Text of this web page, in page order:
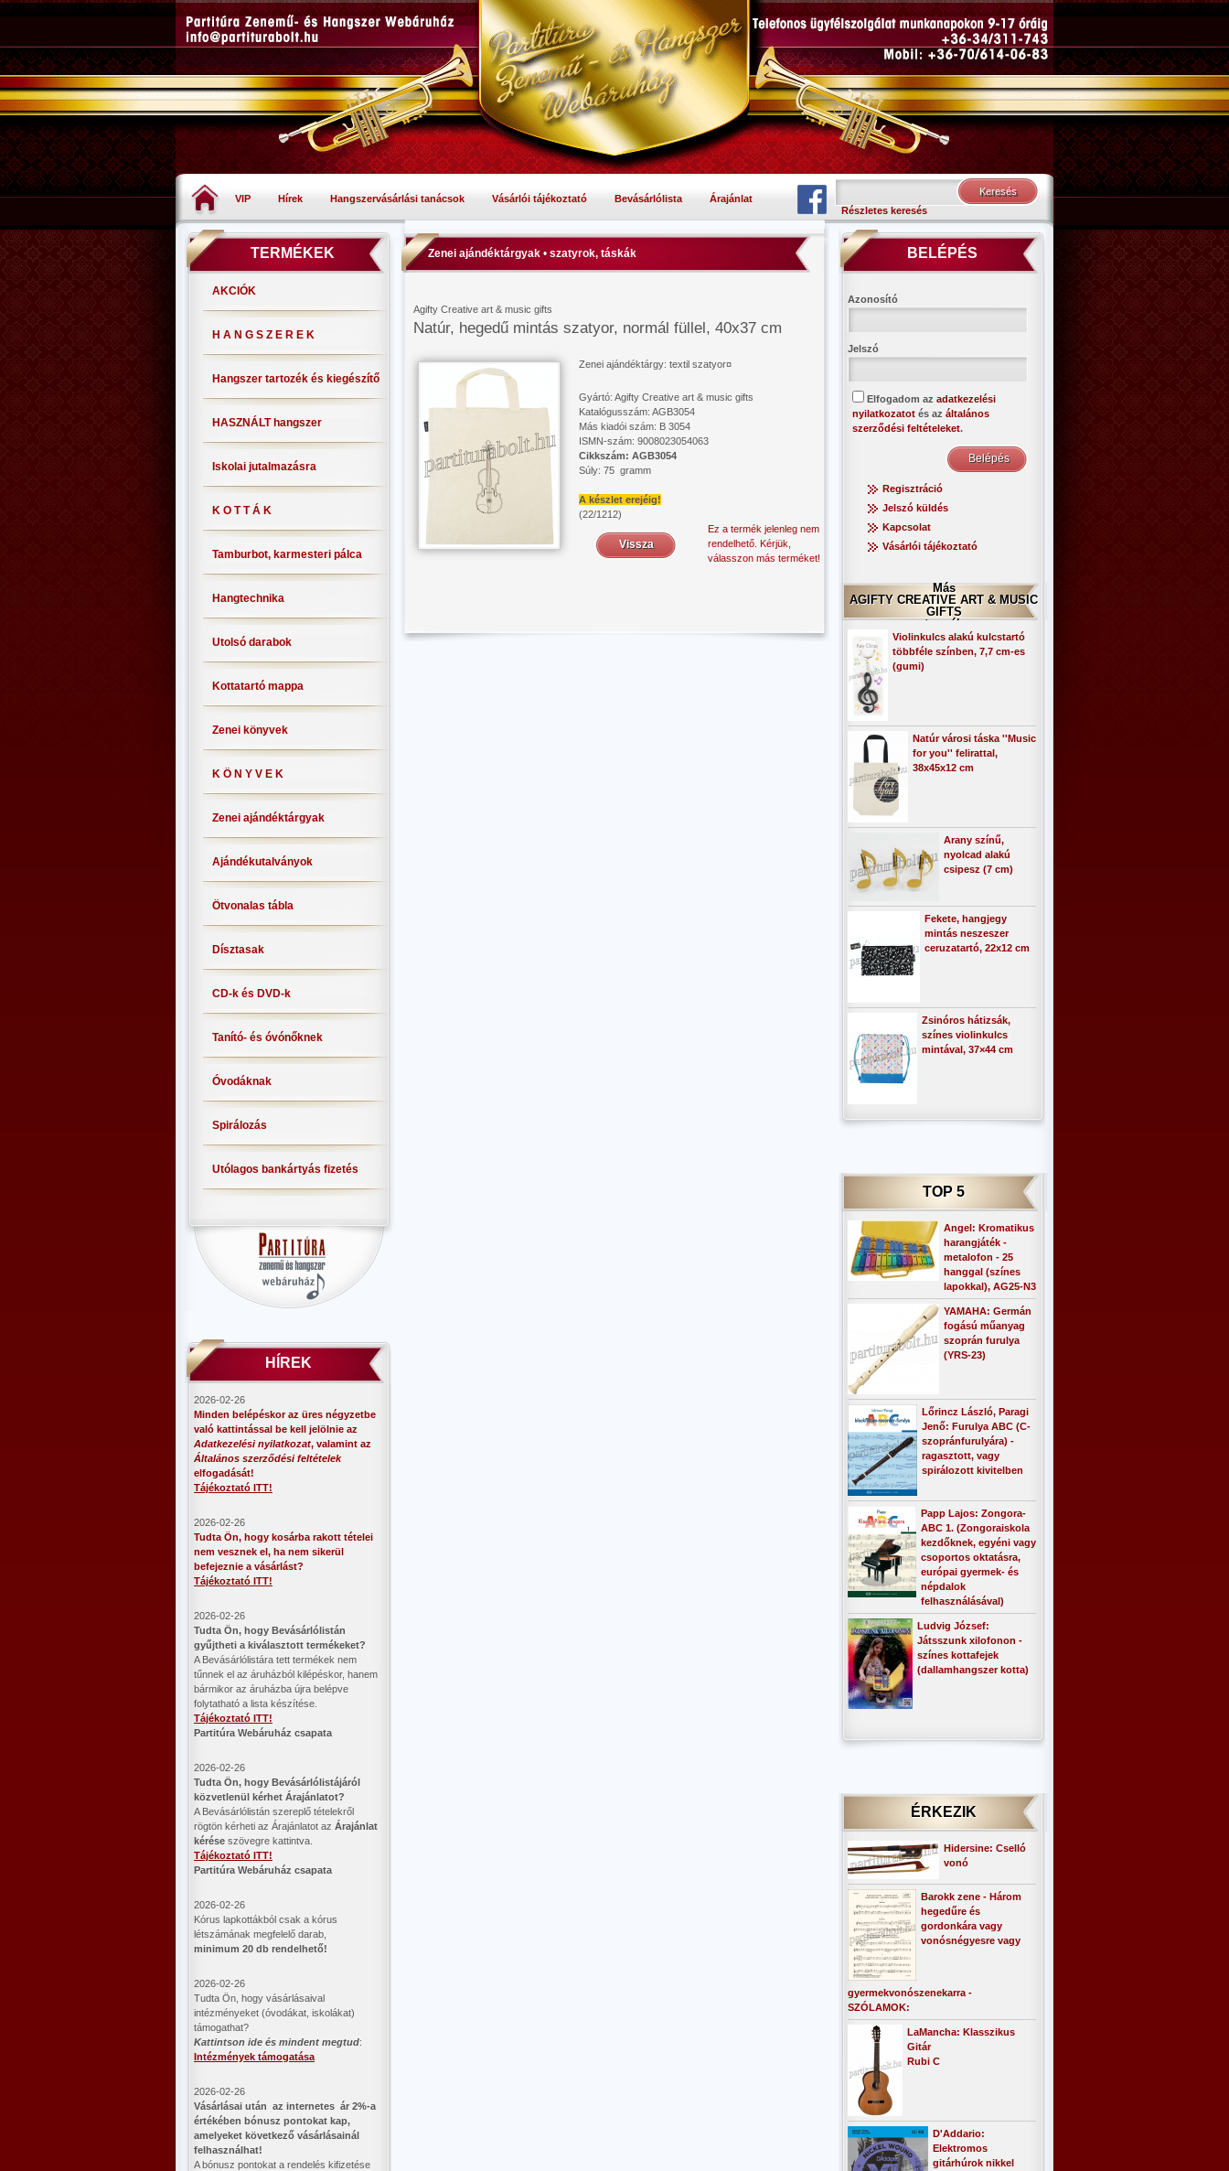
VIP Hírek Hangszervásárlási tanácsok Vásárlói tájékoztató Bevásárlólista
Árajánlat
Részletes keresés
TERMÉKEK
AKCIÓK
H A N G S Z E R E K
Hangszer tartozék és kiegészítő
HASZNÁLT hangszer
Iskolai jutalmazásra
K O T T Á K
Tamburbot, karmesteri pálca
Hangtechnika
Utolsó darabok
Kottatartó mappa
Zenei könyvek
K Ö N Y V E K
Zenei ajándéktárgyak
Ajándékutalványok
Ötvonalas tábla
Dísztasak
CD-k és DVD-k
Tanító- és óvónőknek
Óvodáknak
Spirálozás
Utólagos bankártyás fizetés
HÍREK
2026-02-26
Minden belépéskor az üres négyzetbe
való kattintással be kell jelölnie az
Adatkezelési nyilatkozat, valamint az
Általános szerződési feltételek
elfogadását!
Tájékoztató ITT!
2026-02-26
Tudta Ön, hogy kosárba rakott tételei
nem vesznek el, ha nem sikerül
befejeznie a vásárlást?
Tájékoztató ITT!
2026-02-26
​Tudta Ön, hogy Bevásárlólistán
gyűjtheti a kiválasztott termékeket?
A Bevásárlólistára tett termékek nem
tűnnek el az áruházból kilépéskor, hanem
bármikor az áruházba újra belépve
folytatható a lista készítése.
Tájékoztató ITT!
Partitúra Webáruház csapata
2026-02-26
​Tudta Ön, hogy Bevásárlólistájáról
közvetlenül kérhet Árajánlatot?
A Bevásárlólistán szereplő tételekről
rögtön kérheti az Árajánlatot az Árajánlat
kérése szövegre kattintva.
Tájékoztató ITT!
Partitúra Webáruház csapata
2026-02-26
Kórus lapkottákból csak a kórus
létszámának megfelelő darab,
minimum 20 db rendelhető!
2026-02-26
Tudta Ön, hogy vásárlásaival
intézményeket (óvodákat, iskolákat)
támogathat?
Kattintson ide és mindent megtud:
Intézmények támogatása
2026-02-26
Vásárlásai után az internetes ár 2%-a
értékében bónusz pontokat kap,
amelyeket következő vásárlásainál
felhasználhat!
A bónusz pontokat a rendelés kifizetése
Zenei ajándéktárgyak • szatyrok, táskák
Agifty Creative art & music gifts
Natúr, hegedű mintás szatyor, normál füllel, 40x37 cm
Zenei ajándéktárgy: textil szatyor¤
Gyártó: Agifty Creative art & music gifts
Katalógusszám: AGB3054
Más kiadói szám: B 3054
ISMN-szám: 9008023054063
Cikkszám: AGB3054
Súly: 75 gramm
A készlet erejéig!
(22/1212)
Vissza
Ez a termék jelenleg nem
rendelhető. Kérjük,
válasszon más terméket!
BELÉPÉS
Azonosító
Jelszó
Elfogadom az adatkezelési
nyilatkozatot és az általános
szerződési feltételeket.
Regisztráció
Jelszó küldés
Kapcsolat
Vásárlói tájékoztató
Más
AGIFTY CREATIVE ART & MUSIC
GIFTS
termék
Violinkulcs alakú kulcstartó
többféle színben, 7,7 cm-es
(gumi)
Natúr városi táska ''Music
for you'' felirattal,
38x45x12 cm
Arany színű,
nyolcad alakú
csipesz (7 cm)
Fekete, hangjegy
mintás neszeszer
ceruzatartó, 22x12 cm
Zsinóros hátizsák,
színes violinkulcs
mintával, 37×44 cm
TOP 5
Angel: Kromatikus
harangjáték -
metalofon - 25
hanggal (színes
lapokkal), AG25-N3
YAMAHA: Germán
fogású műanyag
szoprán furulya
(YRS-23)
Lőrincz László, Paragi
Jenő: Furulya ABC (C-
szopránfurulyára) -
ragasztott, vagy
spirálozott kivitelben
Papp Lajos: Zongora-
ABC 1. (Zongoraiskola
kezdőknek, egyéni vagy
csoportos oktatásra,
európai gyermek- és
népdalok
felhasználásával)
Ludvig József:
Játsszunk xilofonon -
színes kottafejek
(dallamhangszer kotta)
ÉRKEZIK
Hidersine: Cselló
vonó
Barokk zene - Három
hegedűre és
gordonkára vagy
vonósnégyesre vagy
gyermekvonószenekarra -
SZÓLAMOK:
LaMancha: Klasszikus
Gitár
Rubi C
D'Addario:
Elektromos
gitárhúrok nikkel